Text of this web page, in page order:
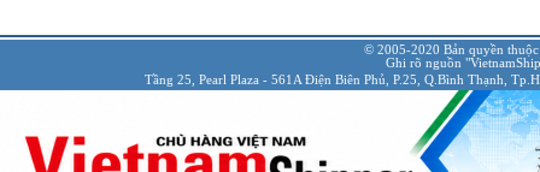
© 2005-2020 Bản quyền
Ghi rõ nguồn
Tầng 25, Pearl Plaza - 561A Điện Biên Phủ, P.25, Q.Bình Thạnh,